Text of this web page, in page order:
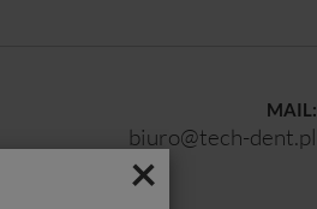
×
MAIL:
biuro@tech-dent.pl